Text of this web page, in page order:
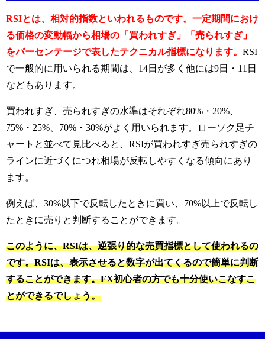
RSIとは、相対的指数といわれるものです。一定期間におけ
る価格の変動幅から相場の「買われすぎ」「売られすぎ」
をパーセンテージで表したテクニカル指標になります。 RSI
で一般的に用いられる期間は、14日が多く他には9日・11日
などもあります。
買われすぎ、売られすぎの水準はそれぞれ80%・20%、
75%・25%、70%・30%がよく用いられます。
ローソク足チ
ャートと並べて見比べると、RSIが買われすぎ売られすぎの
ラインに近づくにつれ相場が反転しやすくなる傾向にあり
ます。
例えば、30%以下で反転したときに買い、70%以上で反転し
たときに売りと判断することができます。
このように、RSIは、逆張り的な売買指標として使われるの
です。RSIは、表示させると数字が出てくるので簡単に判断
することができます。FX初心者の方でも十分使いこなすこ
とができるでしょう。